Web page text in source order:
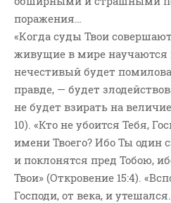
поражения…
«Когда суды Твои
живущие в мире научаются
нечестивый будет
правде, — будет
не будет взирать на
10). «Кто не убоится Тебя,
имени Твоего? Ибо Ты один
и поклонятся пред Тобою,
Твои» (Откровение 15:4).
Господи, от века, и